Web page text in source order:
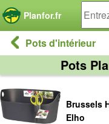
Planfor.fr
Pots d'intérieur
Pots
Brussels
Elho
Panneau de gestion des